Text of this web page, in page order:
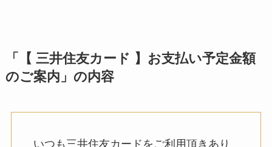
「【 三井住友カード 】お支払い予定金額
のご案内」の内容
いつも三井住友カードをご利用頂きあり